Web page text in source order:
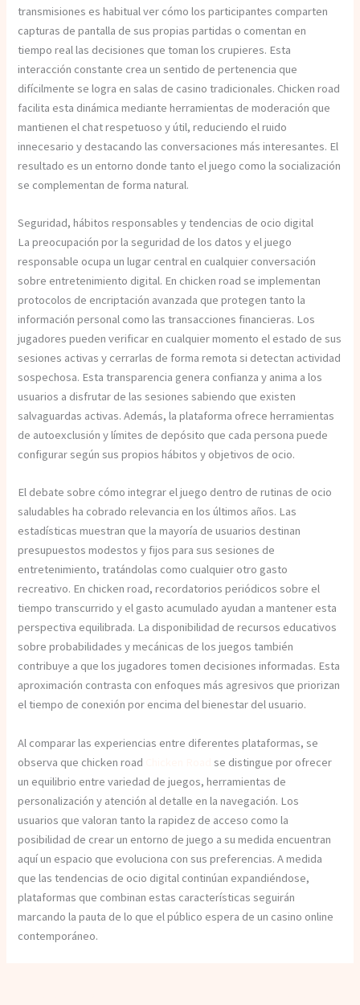
transmisiones es habitual ver cómo los participantes comparten
capturas de pantalla de sus propias partidas o comentan en
tiempo real las decisiones que toman los crupieres. Esta
interacción constante crea un sentido de pertenencia que
difícilmente se logra en salas de casino tradicionales. Chicken road
facilita esta dinámica mediante herramientas de moderación que
mantienen el chat respetuoso y útil, reduciendo el ruido
innecesario y destacando las conversaciones más interesantes. El
resultado es un entorno donde tanto el juego como la socialización
se complementan de forma natural.
Seguridad, hábitos responsables y tendencias de ocio digital
La preocupación por la seguridad de los datos y el juego
responsable ocupa un lugar central en cualquier conversación
sobre entretenimiento digital. En chicken road se implementan
protocolos de encriptación avanzada que protegen tanto la
información personal como las transacciones financieras. Los
jugadores pueden verificar en cualquier momento el estado de sus
sesiones activas y cerrarlas de forma remota si detectan actividad
sospechosa. Esta transparencia genera confianza y anima a los
usuarios a disfrutar de las sesiones sabiendo que existen
salvaguardas activas. Además, la plataforma ofrece herramientas
de autoexclusión y límites de depósito que cada persona puede
configurar según sus propios hábitos y objetivos de ocio.
El debate sobre cómo integrar el juego dentro de rutinas de ocio
saludables ha cobrado relevancia en los últimos años. Las
estadísticas muestran que la mayoría de usuarios destinan
presupuestos modestos y fijos para sus sesiones de
entretenimiento, tratándolas como cualquier otro gasto
recreativo. En chicken road, recordatorios periódicos sobre el
tiempo transcurrido y el gasto acumulado ayudan a mantener esta
perspectiva equilibrada. La disponibilidad de recursos educativos
sobre probabilidades y mecánicas de los juegos también
contribuye a que los jugadores tomen decisiones informadas. Esta
aproximación contrasta con enfoques más agresivos que priorizan
el tiempo de conexión por encima del bienestar del usuario.
Al comparar las experiencias entre diferentes plataformas, se
observa que chicken road
se distingue por ofrecer
un equilibrio entre variedad de juegos, herramientas de
personalización y atención al detalle en la navegación. Los
usuarios que valoran tanto la rapidez de acceso como la
posibilidad de crear un entorno de juego a su medida encuentran
aquí un espacio que evoluciona con sus preferencias. A medida
que las tendencias de ocio digital continúan expandiéndose,
plataformas que combinan estas características seguirán
marcando la pauta de lo que el público espera de un casino online
contemporáneo.